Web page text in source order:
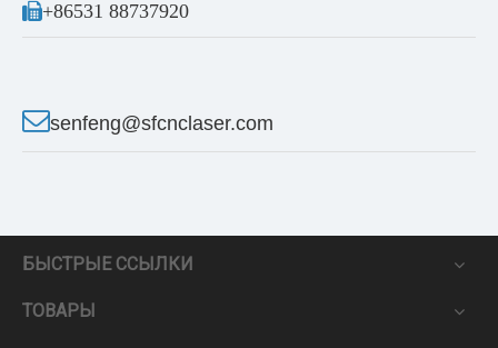
+86531 88737920
senfeng@sfcnclaser.com
БЫСТРЫЕ ССЫЛКИ
ТОВАРЫ